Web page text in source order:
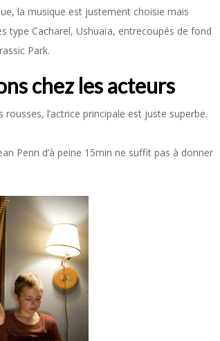
la musique est justement choisie mais
type Cacharel, Ushuaïa, entrecoupés de fond
Park.
chez les acteurs
l’actrice principale est juste superbe.
Penn d’à peine 15min ne suffit pas à donner